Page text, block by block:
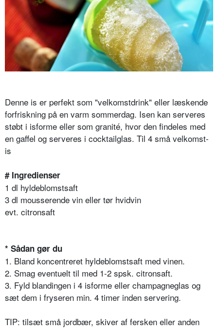
Denne is er perfekt som "velkomstdrink" eller læskende
forfriskning på en varm sommerdag. Isen kan serveres
støbt i isforme eller som granité, hvor den findeles med
en gaffel og serveres i cocktailglas. Til 4 små velkomst-
is
# Ingredienser
1 dl hyldeblomstsaft
3 dl mousserende vin eller tør hvidvin
evt. citronsaft
* Sådan gør du
1. Bland koncentreret hyldeblomstsaft med vinen.
2. Smag eventuelt til med 1-2 spsk. citronsaft.
3. Fyld blandingen i 4 isforme eller champagneglas og
sæt dem i fryseren min. 4 timer inden servering.
TIP: tilsæt små jordbær, skiver af fersken eller anden